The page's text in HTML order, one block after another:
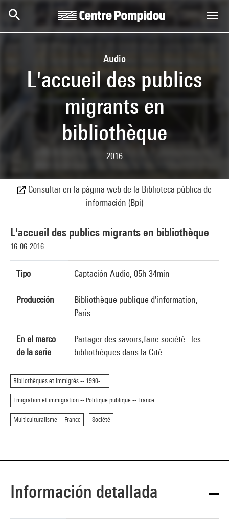
Audio
L'accueil des publics
migrants en
bibliothèque
2016
Consultar en la página web de la Biblioteca pública de
información (Bpi)
L'accueil des publics migrants en bibliothèque
16-06-2016
Tipo Captación Audio, 05h 34min
Producción
Bibliothèque publique d'information,
Paris
En el marco
de la serie
Partager des savoirs,faire société : les
bibliothèques dans la Cité
Bibliothèques et immigrés -- 1990-....
Emigration et immigration -- Politique publique -- France
Multiculturalisme -- France Société
Información detallada